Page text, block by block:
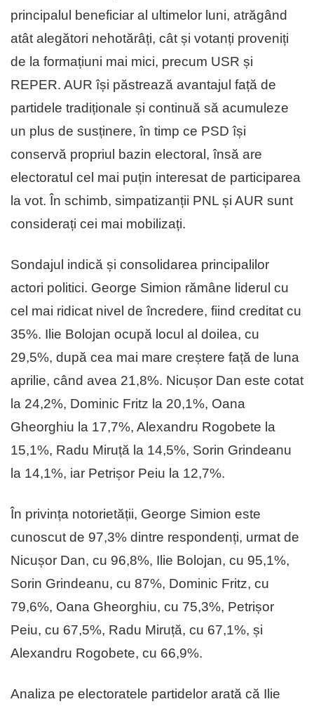
principalul beneficiar al ultimelor luni, atrăgând
atât alegători nehotărâți, cât și votanți proveniți
de la formațiuni mai mici, precum USR și
REPER. AUR își păstrează avantajul față de
partidele tradiționale și continuă să acumuleze
un plus de susținere, în timp ce PSD își
conservă propriul bazin electoral, însă are
electoratul cel mai puțin interesat de participarea
la vot. În schimb, simpatizanții PNL și AUR sunt
considerați cei mai mobilizați.
Sondajul indică și consolidarea principalilor
actori politici. George Simion rămâne liderul cu
cel mai ridicat nivel de încredere, fiind creditat cu
35%. Ilie Bolojan ocupă locul al doilea, cu
29,5%, după cea mai mare creștere față de luna
aprilie, când avea 21,8%. Nicușor Dan este cotat
la 24,2%, Dominic Fritz la 20,1%, Oana
Gheorghiu la 17,7%, Alexandru Rogobete la
15,1%, Radu Miruță la 14,5%, Sorin Grindeanu
la 14,1%, iar Petrișor Peiu la 12,7%.
În privința notorietății, George Simion este
cunoscut de 97,3% dintre respondenți, urmat de
Nicușor Dan, cu 96,8%, Ilie Bolojan, cu 95,1%,
Sorin Grindeanu, cu 87%, Dominic Fritz, cu
79,6%, Oana Gheorghiu, cu 75,3%, Petrișor
Peiu, cu 67,5%, Radu Miruță, cu 67,1%, și
Alexandru Rogobete, cu 66,9%.
Analiza pe electoratele partidelor arată că Ilie